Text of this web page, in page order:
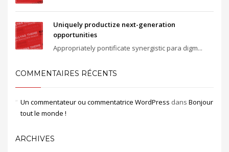
Uniquely productize next-generation
opportunities
Appropriately pontificate synergistic para digm...
COMMENTAIRES RÉCENTS
Un commentateur ou commentatrice WordPress dans Bonjour
tout le monde !
ARCHIVES